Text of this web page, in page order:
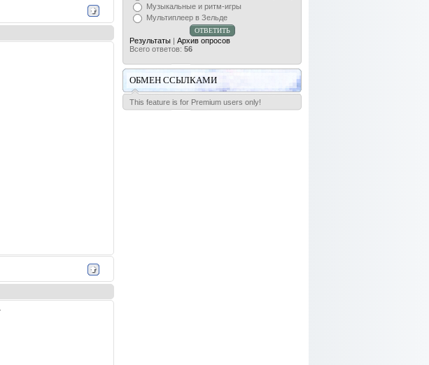
Музыкальные и ритм-игры
Мультиплеер в Зельде
Результаты | Архив опросов
Всего ответов: 56
ОБМЕН ССЫЛКАМИ
This feature is for Premium users only!